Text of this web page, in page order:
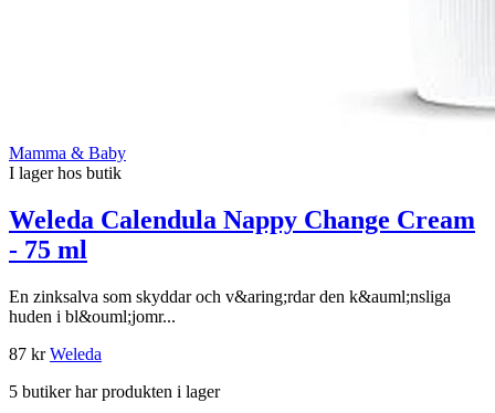
Mamma & Baby
I lager hos butik
Weleda Calendula Nappy Change Cream
- 75 ml
En zinksalva som skyddar och v&aring;rdar den k&auml;nsliga
huden i bl&ouml;jomr...
87 krWeleda
5 butiker har produkten i lager